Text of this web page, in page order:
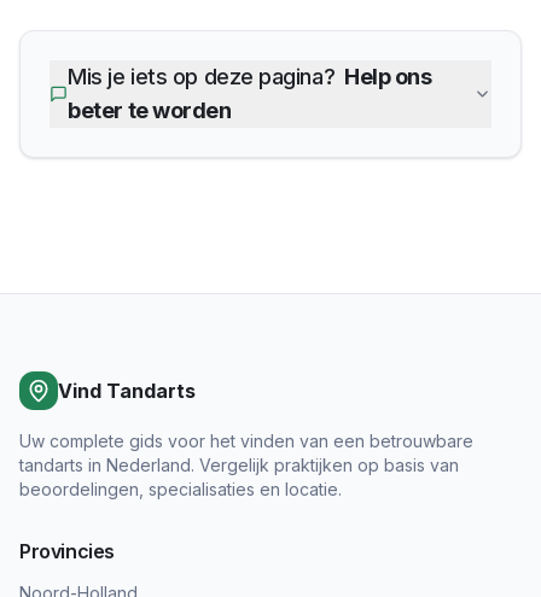
Mis je iets op deze pagina? Help ons
beter te worden
Vind Tandarts
Uw complete gids voor het vinden van een betrouwbare
tandarts in Nederland. Vergelijk praktijken op basis van
beoordelingen, specialisaties en locatie.
Provincies